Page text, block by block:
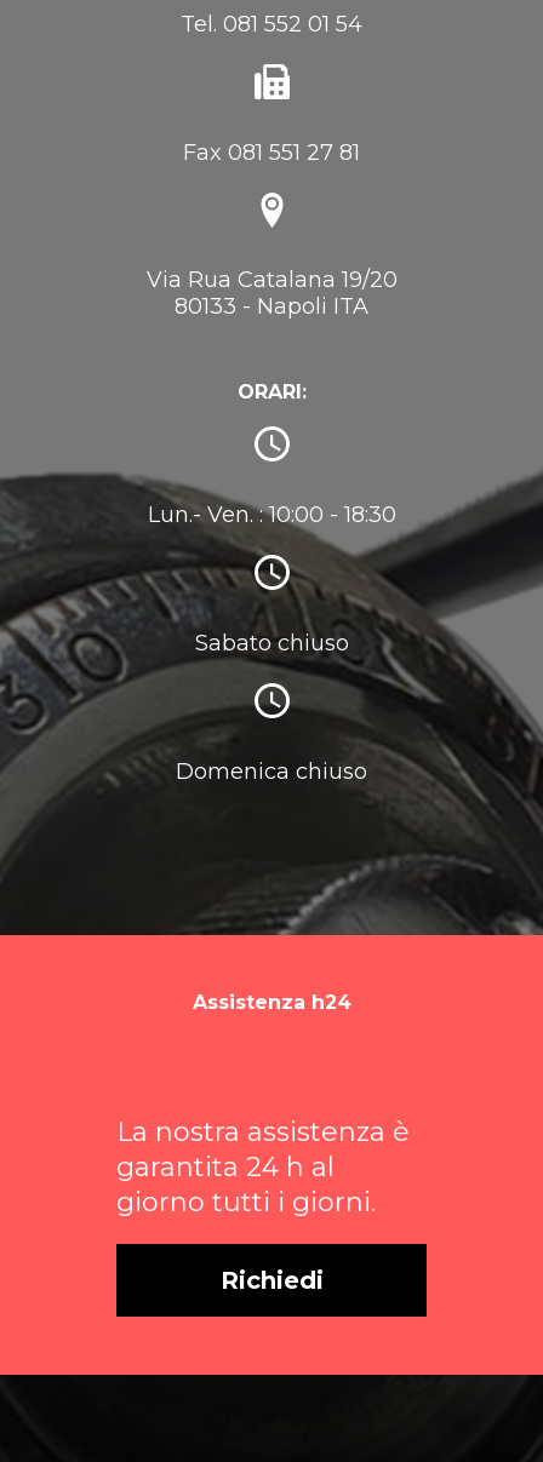
Tel. 081 552 01 54
Fax 081 551 27 81
Via Rua Catalana 19/20
80133 - Napoli ITA
ORARI:
Lun.- Ven. : 10:00 - 18:30
Sabato chiuso
Domenica chiuso
Assistenza h24
La nostra assistenza è
garantita 24 h al
giorno tutti i giorni.
Richiedi